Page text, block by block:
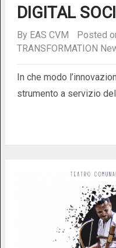
DIGITAL
By EAS CVM Posted
TRANSFORMATION
In che modo
strumento a servizio